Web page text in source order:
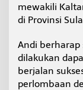
mewakili
di Provinsi
Andi berharap
dilakukan
berjalan
perlombaan